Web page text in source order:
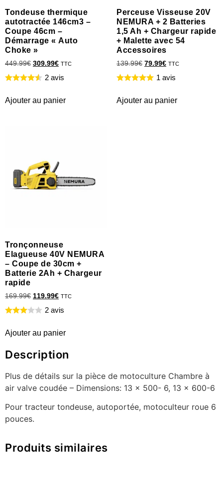
Tondeuse thermique
autotractée 146cm3 –
Coupe 46cm –
Démarrage « Auto
Choke »
449.99€ 309.99€ TTC
2 avis
Ajouter au panier
Perceuse Visseuse 20V
NEMURA + 2 Batteries
1,5 Ah + Chargeur rapide
+ Malette avec 54
Accessoires
139.99€ 79.99€ TTC
1 avis
Ajouter au panier
Tronçonneuse
Elagueuse 40V NEMURA
– Coupe de 30cm +
Batterie 2Ah + Chargeur
rapide
169.99€ 119.99€ TTC
2 avis
Ajouter au panier
Description
Plus de détails sur la pièce de motoculture Chambre à
air valve coudée – Dimensions: 13 x 500- 6, 13 x 600-6
Pour tracteur tondeuse, autoportée, motoculteur roue 6
pouces.
Produits similaires